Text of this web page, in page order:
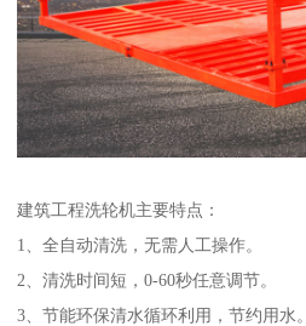
建筑工程洗轮机主要特点：
1、全自动清洗，无需人工操作。
2、清洗时间短，0-60秒任意调节。
3、节能环保清水循环利用，节约用水。